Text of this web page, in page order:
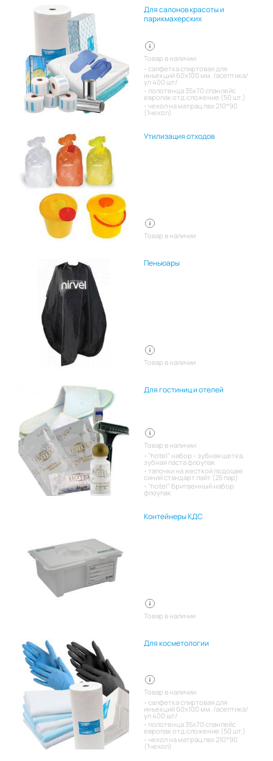
Для салонов красоты и
парикмахерских
Товар в наличии:
салфетка спиртовая для
инъекций 60х100 мм. /асептика/
уп 400 шт/
полотенца 35х70 спанлейс
европак отд.сложение (50 шт.)
чехол на матрац пвх 210*90
(1чехол)
Утилизация отходов
Товар в наличии
Пеньюары
Товар в наличии
Для гостиниц и отелей
Товар в наличии:
"hotel" набор - зубная щетка,
зубная паста флоупак
тапочки на жесткой подошве
синий стандарт лайт (25 пар)
"hotel" бритвенный набор
флоупак
Контейнеры КДС
Товар в наличии
Для косметологии
Товар в наличии:
салфетка спиртовая для
инъекций 60х100 мм. /асептика/
уп 400 шт/
полотенца 35х70 спанлейс
европак отд.сложение (50 шт.)
чехол на матрац пвх 210*90
(1чехол)